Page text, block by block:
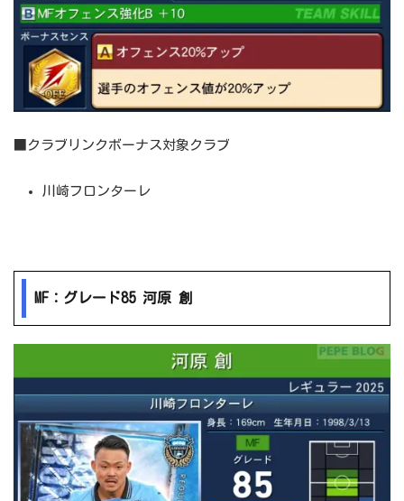
■クラブリンクボーナス対象クラブ
川崎フロンターレ
MF：グレード85 河原 創